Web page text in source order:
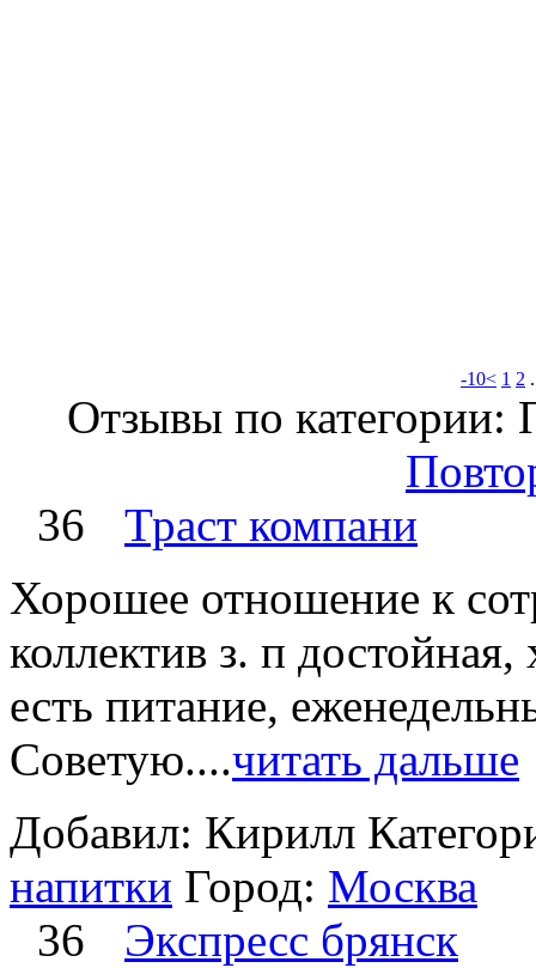
-10< 1 2
Отзывы по категории:
36
Траст компани
Хорошее отношение к
коллектив з. п
есть питание,
Советую....читать дальше
Добавил: Кирилл
напитки Город: Москва
36
Экспресс брянск